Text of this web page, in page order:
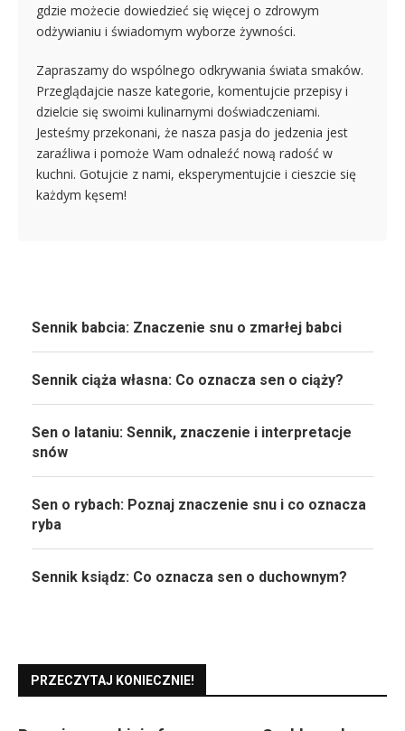
gdzie możecie dowiedzieć się więcej o zdrowym
odżywianiu i świadomym wyborze żywności.
Zapraszamy do wspólnego odkrywania świata smaków.
Przeglądajcie nasze kategorie, komentujcie przepisy i
dzielcie się swoimi kulinarnymi doświadczeniami.
Jesteśmy przekonani, że nasza pasja do jedzenia jest
zaraźliwa i pomoże Wam odnaleźć nową radość w
kuchni. Gotujcie z nami, eksperymentujcie i cieszcie się
każdym kęsem!
Sennik babcia: Znaczenie snu o zmarłej babci
Sennik ciąża własna: Co oznacza sen o ciąży?
Sen o lataniu: Sennik, znaczenie i interpretacje
snów
Sen o rybach: Poznaj znaczenie snu i co oznacza
ryba
Sennik ksiądz: Co oznacza sen o duchownym?
PRZECZYTAJ KONIECZNIE!